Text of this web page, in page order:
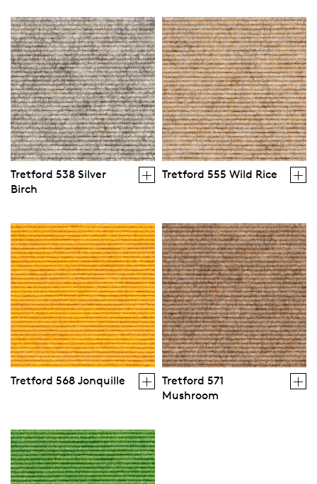
Tretford 538 Silver
Birch
Tretford 555 Wild Rice
Tretford 568 Jonquille
Tretford 571
Mushroom